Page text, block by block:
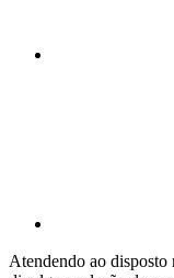
Atendendo ao